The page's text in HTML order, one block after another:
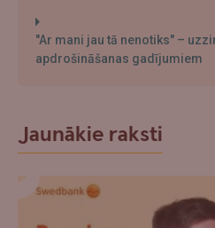
"Ar mani jau tā nenotiks" –
apdrošināšanas gadījumiem
Jaunākie raksti